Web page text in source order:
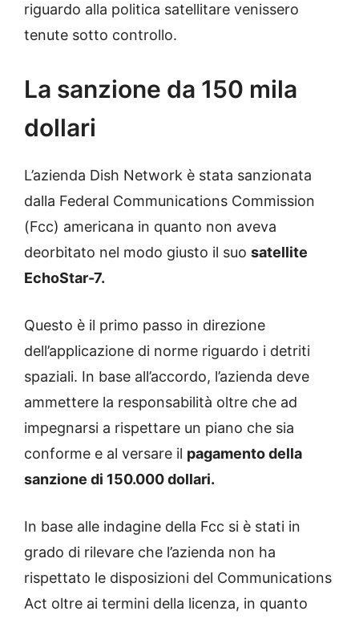
riguardo alla politica satellitare venissero
tenute sotto controllo.
La sanzione da 150 mila
dollari
L’azienda Dish Network è stata sanzionata
dalla Federal Communications Commission
(Fcc) americana in quanto non aveva
deorbitato nel modo giusto il suo satellite
EchoStar-7.
Questo è il primo passo in direzione
dell’applicazione di norme riguardo i detriti
spaziali. In base all’accordo, l’azienda deve
ammettere la responsabilità oltre che ad
impegnarsi a rispettare un piano che sia
conforme e al versare il pagamento della
sanzione di 150.000 dollari.
In base alle indagine della Fcc si è stati in
grado di rilevare che l’azienda non ha
rispettato le disposizioni del Communications
Act oltre ai termini della licenza, in quanto